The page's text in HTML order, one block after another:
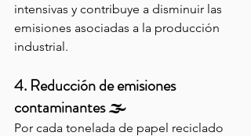
intensivas y contribuye a disminuir las
emisiones asociadas a la producción
industrial.
4. Reducción de emisiones
contaminantes 🌫️
Por cada tonelada de papel reciclado